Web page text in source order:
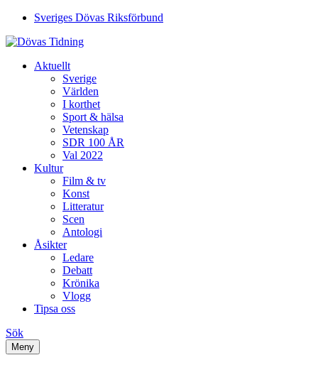
Sveriges Dövas Riksförbund
Aktuellt
Sverige
Världen
I korthet
Sport & hälsa
Vetenskap
SDR 100 ÅR
Val 2022
Kultur
Film & tv
Konst
Litteratur
Scen
Antologi
Åsikter
Ledare
Debatt
Krönika
Vlogg
Tipsa oss
Sök
Meny